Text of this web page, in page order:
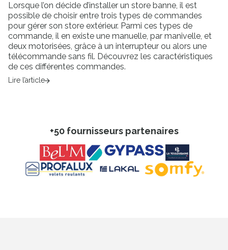
Lorsque l’on décide d’installer un store banne, il est
possible de choisir entre trois types de commandes
pour gérer son store extérieur. Parmi ces types de
commande, il en existe une manuelle, par manivelle, et
deux motorisées, grâce à un interrupteur ou alors une
télécommande sans fil. Découvrez les caractéristiques
de ces différentes commandes.
Lire l’article
+50 fournisseurs partenaires